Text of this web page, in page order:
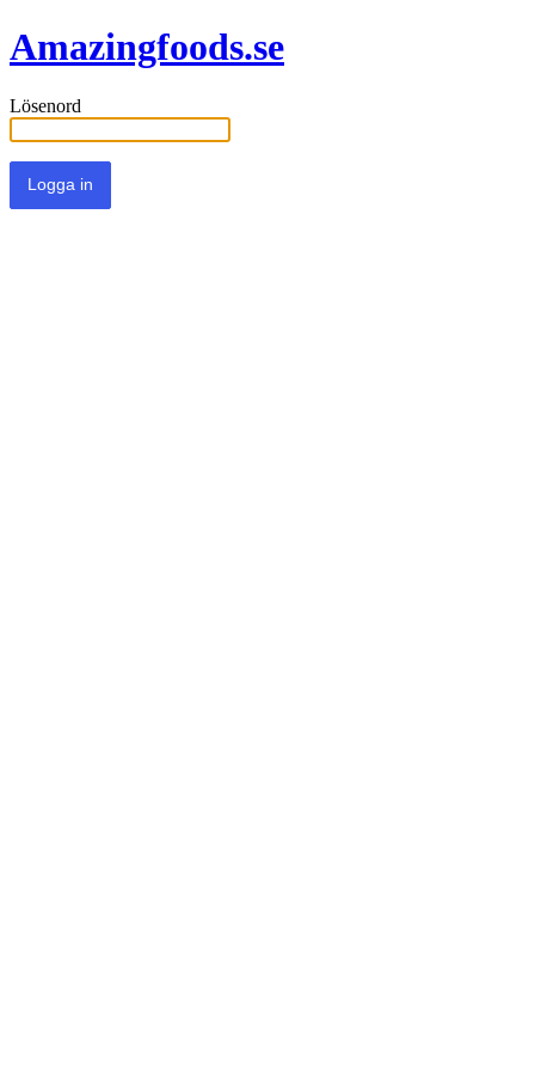
Amazingfoods.se
Lösenord